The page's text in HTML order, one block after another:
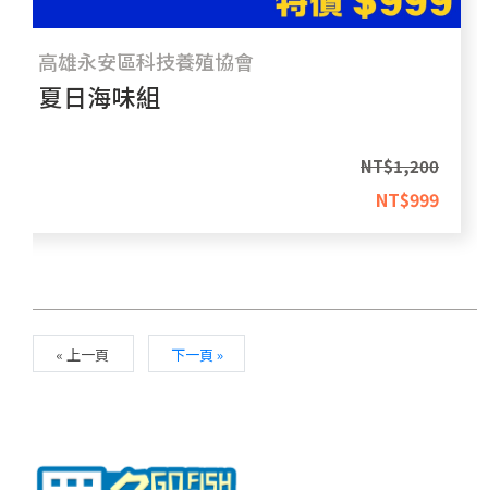
高雄永安區科技養殖協會
夏日海味組
NT$1,200
NT$999
« 上一頁 下一頁 »